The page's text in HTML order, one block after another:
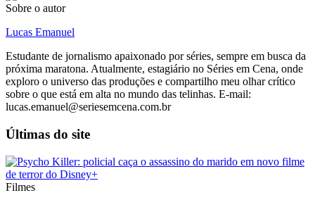
Sobre o autor
Lucas Emanuel
Estudante de jornalismo apaixonado por séries, sempre em busca da
próxima maratona. Atualmente, estagiário no Séries em Cena, onde
exploro o universo das produções e compartilho meu olhar crítico
sobre o que está em alta no mundo das telinhas. E-mail:
lucas.emanuel@seriesemcena.com.br
Últimas do site
Filmes